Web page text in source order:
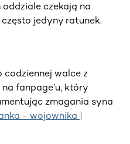
czekają na
jedyny ratunek.
walce z
fanpage’u, który
zmagania syna
- wojownika |